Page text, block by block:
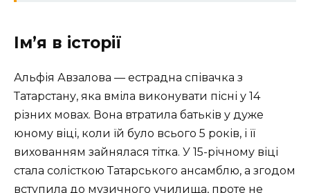
Ім’я в історії
Альфія Авзалова — естрадна співачка з
Татарстану, яка вміла виконувати пісні у 14
різних мовах. Вона втратила батьків у дуже
юному віці, коли їй було всього 5 років, і її
вихованням зайнялася тітка. У 15-річному віці
стала солісткою Татарського ансамблю, а згодом
вступила до музичного училища, проте не